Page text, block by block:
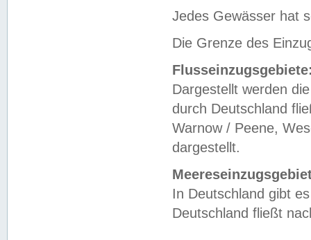
Jedes Gewässer hat
Die Grenze des
Dargestellt werden
durch Deutschland
Warnow / Peene,
dargestellt.
In Deutschland gibt
Deutschland fließt